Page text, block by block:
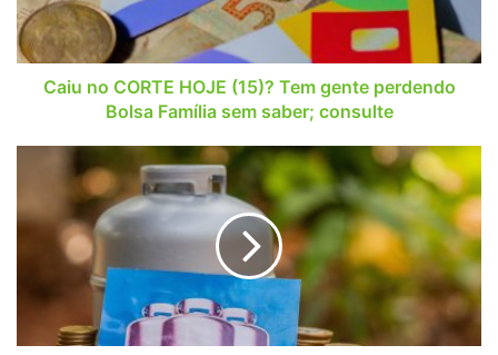
gente
perdendo
Bolsa
Família
consulte
Caiu no CORTE HOJE (15)? Tem gente perdendo
Bolsa Família sem saber; consulte
2024?
NOVA